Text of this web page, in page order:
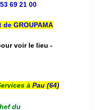
69 21 00
GROUPAMA
voir le lieu -
à Pau (64)
du